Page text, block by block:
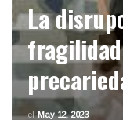
La
elMay 12, 2023